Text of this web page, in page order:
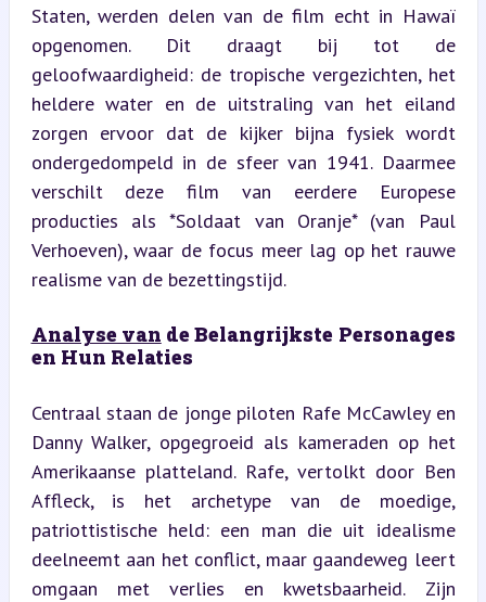
Staten, werden delen van de film echt in Hawaï
opgenomen. Dit draagt bij tot de
geloofwaardigheid: de tropische vergezichten, het
heldere water en de uitstraling van het eiland
zorgen ervoor dat de kijker bijna fysiek wordt
ondergedompeld in de sfeer van 1941. Daarmee
verschilt deze film van eerdere Europese
producties als *Soldaat van Oranje* (van Paul
Verhoeven), waar de focus meer lag op het rauwe
realisme van de bezettingstijd.
Analyse van de Belangrijkste Personages
en Hun Relaties
Centraal staan de jonge piloten Rafe McCawley en
Danny Walker, opgegroeid als kameraden op het
Amerikaanse platteland. Rafe, vertolkt door Ben
Affleck, is het archetype van de moedige,
patriottistische held: een man die uit idealisme
deelneemt aan het conflict, maar gaandeweg leert
omgaan met verlies en kwetsbaarheid. Zijn